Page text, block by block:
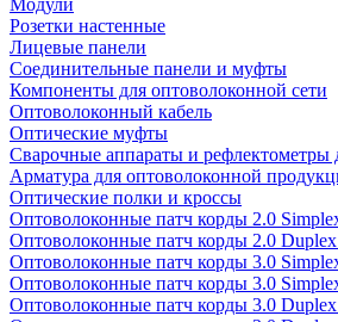
Модули
Розетки настенные
Лицевые панели
Соединительные панели и муфты
Компоненты для оптоволоконной сети
Оптоволоконный кабель
Оптические муфты
Сварочные аппараты и рефлектометры
Арматура для оптоволоконной
Оптические полки и кроссы
Оптоволоконные патч корды 2.0
Оптоволоконные патч корды 2.0
Оптоволоконные патч корды 3.0
Оптоволоконные патч корды 3.0
Оптоволоконные патч корды 3.0